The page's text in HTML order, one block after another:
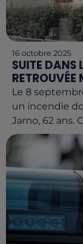
16 octobre 2025
SUITE DANS
RETROUVÉE
Le 8
un incendie
Jarno, 62 ans.